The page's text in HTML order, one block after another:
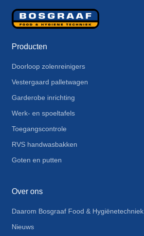
Producten
Doorloop zolenreinigers
Vestergaard palletwagen
Garderobe inrichting
Werk- en spoeltafels
Toegangscontrole
RVS handwasbakken
Goten en putten
Over ons
Daarom Bosgraaf Food & Hygiënetechniek
Nieuws